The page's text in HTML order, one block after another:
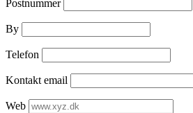
Postnummer
By
Telefon
Kontakt email
Web